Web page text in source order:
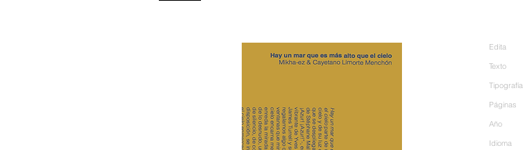
Edita
Texto
Tipografía
Páginas
Año
Idioma